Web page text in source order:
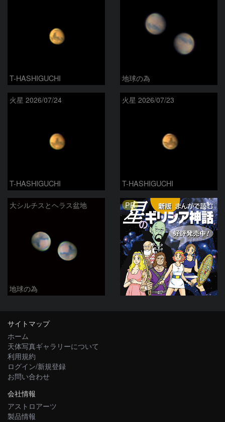
T-HASHIGUCHI 地球の為
火星 2026/07/24
T-HASHIGUCHI
火星 2026/07/23
T-HASHIGUCHI
大シルチスとヘラス盆地
地球の為
PR
サイトマップ
ホーム
天体写真ギャラリーについて
利用規約
ログイン/新規登録
お問い合わせ
会社情報
アストロアーツ
製品情報